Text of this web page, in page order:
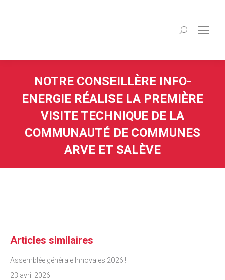
Recherche
NOTRE CONSEILLÈRE INFO-
ENERGIE RÉALISE LA PREMIÈRE
VISITE TECHNIQUE DE LA
COMMUNAUTÉ DE COMMUNES
ARVE ET SALÈVE
Articles similaires
Assemblée générale Innovales 2026 !
23 avril 2026